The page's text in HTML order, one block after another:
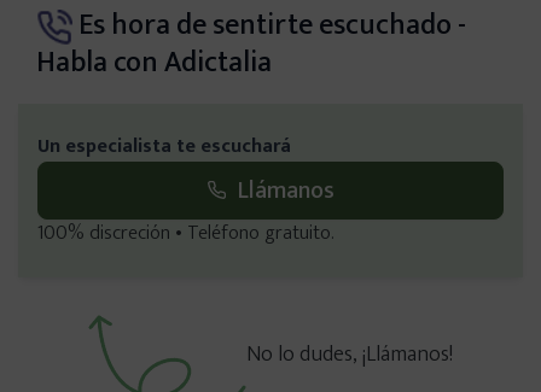
Es hora de sentirte escuchado -
Habla con Adictalia
Un especialista te escuchará
Llámanos
100% discreción • Teléfono gratuito.
No lo dudes, ¡Llámanos!